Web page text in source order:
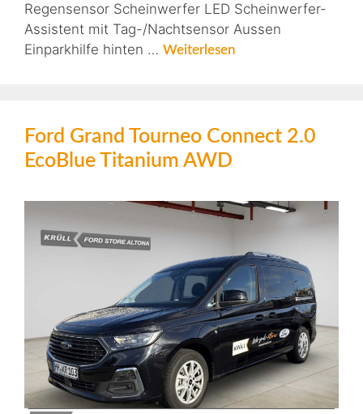
Regensensor Scheinwerfer LED Scheinwerfer-
Assistent mit Tag-/Nachtsensor Aussen
Einparkhilfe hinten … Weiterlesen
Ford Grand Tourneo Connect 2.0
EcoBlue Titanium AWD